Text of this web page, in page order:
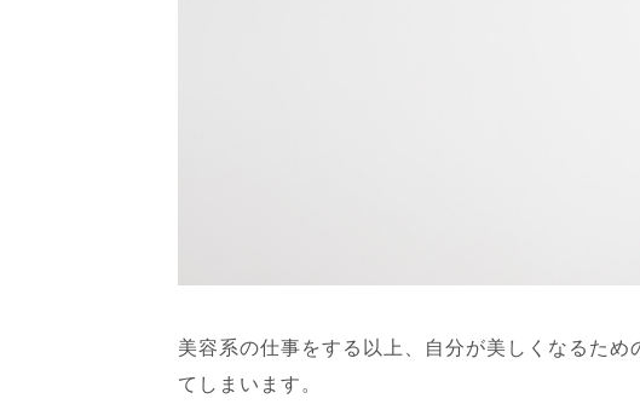
美容系の仕事をする以上、自分が美しくなるた
てしまいます。